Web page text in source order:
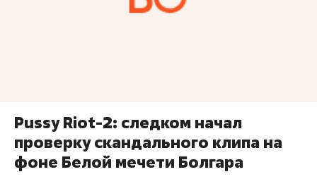
Pussy Riot-2: следком начал
проверку скандального клипа на
фоне Белой мечети Болгара